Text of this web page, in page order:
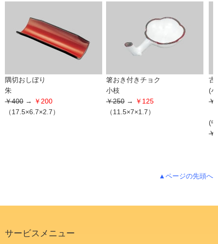
隅切おしぼり
朱
￥400 →
￥200
（17.5×6.7×2.7）
箸おき付きチョク
小枝
￥250 →
￥125
（11.5×7×1.7）
(
￥
(
￥
▲ページの先頭へ
サービスメニュー